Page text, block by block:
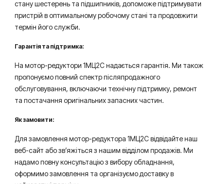
стану шестерень та підшипників, допоможе підтримувати
пристрій в оптимальному робочому стані та продовжити
термін його служби.
Гарантія та підтримка:
На мотор-редуктори 1МЦ2С надається гарантія. Ми також
пропонуємо повний спектр післяпродажного
обслуговування, включаючи технічну підтримку, ремонт
та постачання оригінальних запасних частин.
Як замовити:
Для замовлення мотор-редуктора 1МЦ2С відвідайте наш
веб-сайт або зв’яжіться з нашим відділом продажів. Ми
надамо повну консультацію з вибору обладнання,
оформимо замовлення та організуємо доставку в